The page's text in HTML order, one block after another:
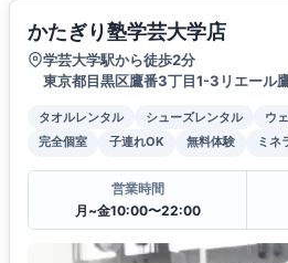
かたぎり塾学芸大学店
学芸大学駅から徒歩2分
東京都目黒区鷹番3丁目1-3リエール
タオルレンタル シューズレンタル ウ
完全個室
子連れOK 無料体験 ミネ
営業時間
月~金10:00〜22:00